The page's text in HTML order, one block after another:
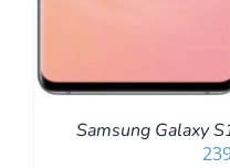
Samsung Galaxy